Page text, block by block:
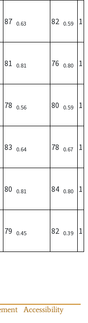
87 0.63 82 0.59 1
81 0.81 76 0.80 1
78 0.56 80 0.59 1
83 0.64 78 0.67 1
80 0.81 84 0.80 1
79 0.45 82 0.39 1
Accessibility